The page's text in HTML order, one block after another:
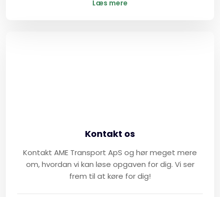
Læs mere
Kontakt os
Kontakt AME Transport ApS og hør meget mere
om, hvordan vi kan løse opgaven for dig. Vi ser
frem til at køre for dig!